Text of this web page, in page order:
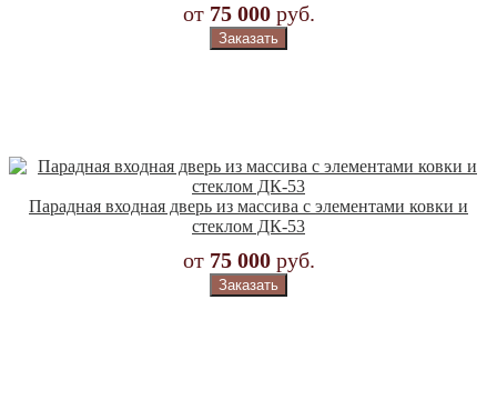
от 75 000 руб.
Заказать
Парадная входная дверь из массива с элементами ковки и
стеклом ДК-53
от 75 000 руб.
Заказать